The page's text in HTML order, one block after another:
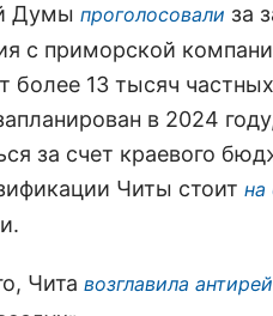
Думы проголосовали за
с приморской
более 13 тысяч
в 2024
за счет краевого
Читы стоит на
Чита возглавила